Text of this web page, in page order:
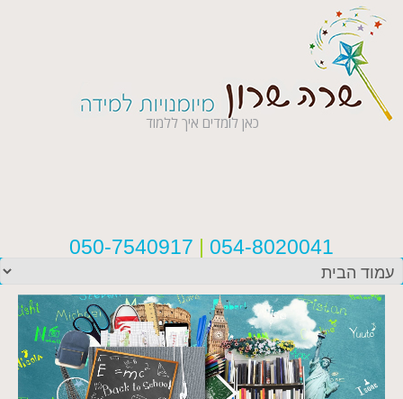
כאן לומדים איך ללמוד
054-8020041
|
050-7540917